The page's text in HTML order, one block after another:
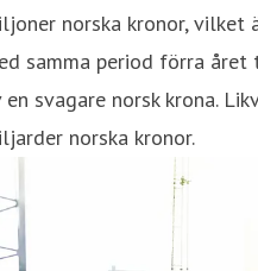
norska kronor,
samma period förra
en svagare norsk krona.
norska kronor.